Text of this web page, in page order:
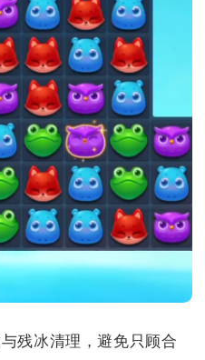
残冰清理，避免只顾合